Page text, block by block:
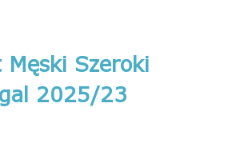
Męski Szeroki
2025/23